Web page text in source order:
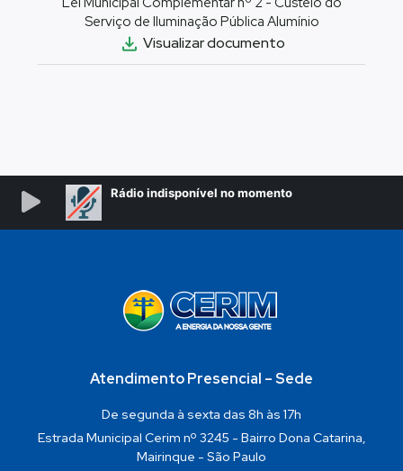
Serviço de Iluminação Pública Alumínio
Visualizar documento
Atendimento Presencial – Sede
De segunda à sexta das 8h às 17h
Estrada Municipal Cerim nº 3245 - Bairro Dona Catarina,
Mairinque - São Paulo